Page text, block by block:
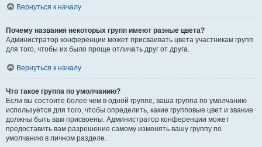
Вернуться к началу
Почему названия некоторых групп имеют разные цвета?
Администратор конференции может присваивать цвета участникам групп
для того, чтобы их было проще отличать друг от друга.
Вернуться к началу
Что такое группа по умолчанию?
Если вы состоите более чем в одной группе, ваша группа по умолчанию
используется для того, чтобы определить, какие групповые цвет и звание
должны быть вам присвоены. Администратор конференции может
предоставить вам разрешение самому изменять вашу группу по
умолчанию в личном разделе.